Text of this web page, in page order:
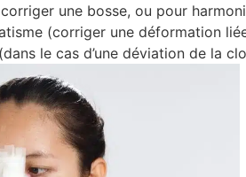
une bosse, ou pour
(corriger une déformation
(dans le cas d’une déviation de la